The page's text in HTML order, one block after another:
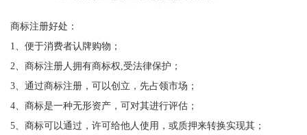
商标注册好处：
1、便于消费者认牌购物；
2、商标注册人拥有商标权,受法律保护；
3、通过商标注册，可以创立，先占领市场；
4、商标是一种无形资产，可对其进行评估；
5、商标可以通过，许可给他人使用，或质押来转换实现其；